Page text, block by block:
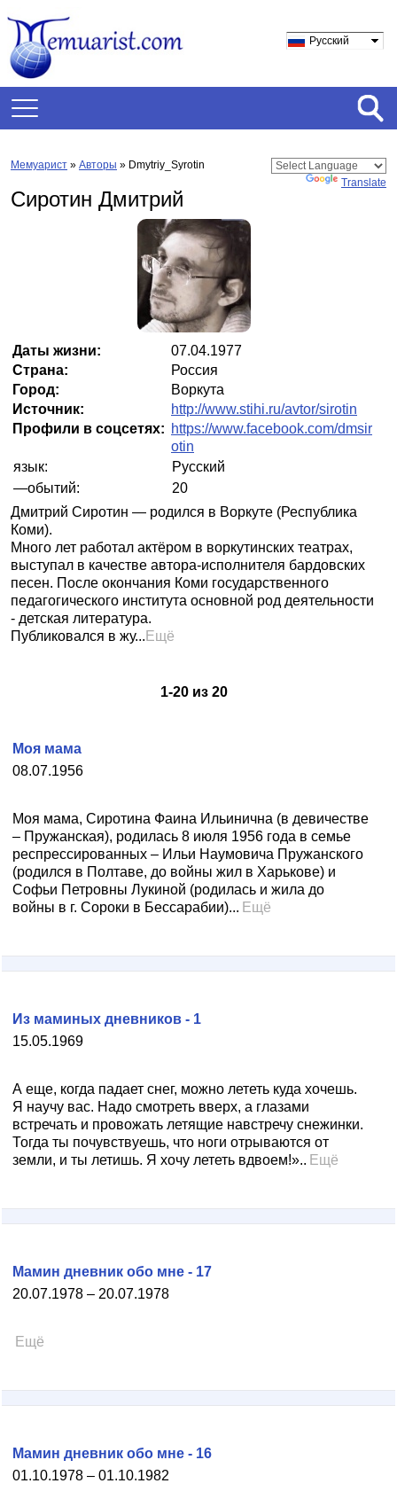
Русский
Мемуарист » Авторы » Dmytriy_Syrotin
Translate
Сиротин Дмитрий
Даты жизни:
07.04.1977
Страна:
Россия
Город:
Воркута
Источник:
http://www.stihi.ru/avtor/sirotin
Профили в соцсетях: https://www.facebook.com/dmsir
otin
язык:
Русский
—обытий:
20
Дмитрий Сиротин — родился в Воркуте (Республика
Коми).
Много лет работал актёром в воркутинских театрах,
выступал в качестве автора-исполнителя бардовских
песен. После окончания Коми государственного
педагогического института основной род деятельности
- детская литература.
Публиковался в жу... Ещё
1-20 из 20
08.07.1956
Моя мама
Моя мама, Сиротина Фаина Ильинична (в девичестве
– Пружанская), родилась 8 июля 1956 года в семье
респрессированных – Ильи Наумовича Пружанского
(родился в Полтаве, до войны жил в Харькове) и
Софьи Петровны Лукиной (родилась и жила до
войны в г. Сороки в Бессарабии)... Ещё
15.05.1969
Из маминых дневников - 1
А еще, когда падает снег, можно лететь куда хочешь.
Я научу вас. Надо смотреть вверх, а глазами
встречать и провожать летящие навстречу снежинки.
Тогда ты почувствуешь, что ноги отрываются от
земли, и ты летишь. Я хочу лететь вдвоем!».. Ещё
20.07.1978 – 20.07.1978
Мамин дневник обо мне - 17
Ещё
01.10.1978 – 01.10.1982
Мамин дневник обо мне - 16